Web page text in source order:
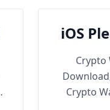
iOS
Crypto
Crypto